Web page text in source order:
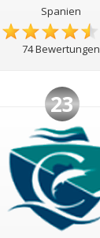
Spanien
74 Bewertungen
23